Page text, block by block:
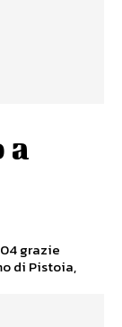
a
grazie
di Pistoia,